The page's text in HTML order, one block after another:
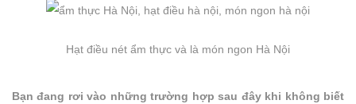
Hạt điều nét ẩm thực và là món ngon Hà Nội
Bạn đang rơi vào những trường hợp sau đây khi không biết